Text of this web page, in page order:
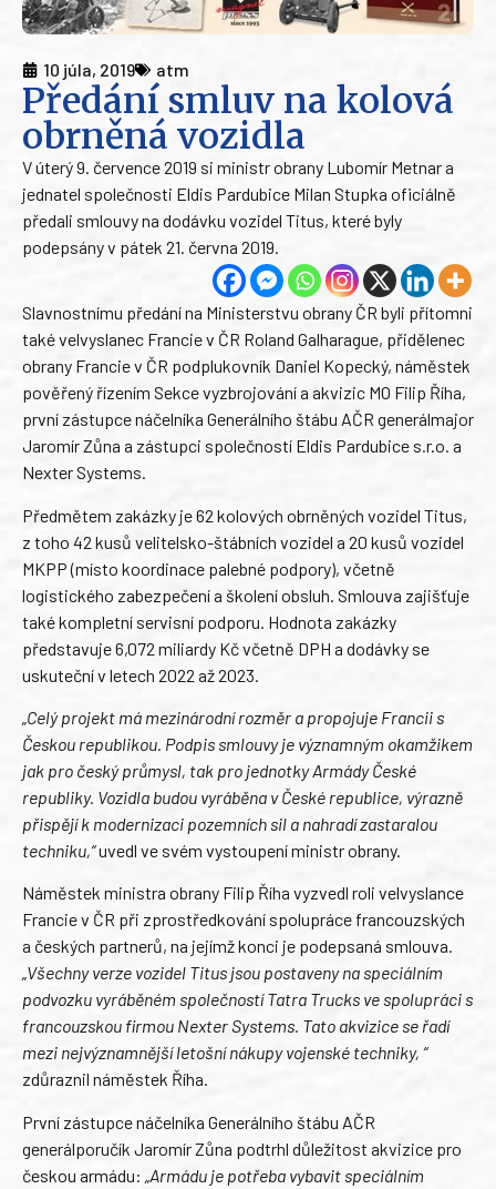
10 júla, 2019 atm
Předání smluv na kolová
obrněná vozidla
V úterý 9. července 2019 si ministr obrany Lubomír Metnar a
jednatel společnosti Eldis Pardubice Milan Stupka oficiálně
předali smlouvy na dodávku vozidel Titus, které byly
podepsány v pátek 21. června 2019.
Slavnostnímu předání na Ministerstvu obrany ČR byli přítomni
také velvyslanec Francie v ČR Roland Galharague, přidělenec
obrany Francie v ČR podplukovník Daniel Kopecký, náměstek
pověřený řízením Sekce vyzbrojování a akvizic MO Filip Říha,
první zástupce náčelníka Generálního štábu AČR generálmajor
Jaromír Zůna a zástupci společností Eldis Pardubice s.r.o. a
Nexter Systems.
Předmětem zakázky je 62 kolových obrněných vozidel Titus,
z toho 42 kusů velitelsko-štábních vozidel a 20 kusů vozidel
MKPP (místo koordinace palebné podpory), včetně
logistického zabezpečení a školení obsluh. Smlouva zajišťuje
také kompletní servisní podporu. Hodnota zakázky
představuje 6,072 miliardy Kč včetně DPH a dodávky se
uskuteční v letech 2022 až 2023.
„Celý projekt má mezinárodní rozměr a propojuje Francii s
Českou republikou. Podpis smlouvy je významným okamžikem
jak pro český průmysl, tak pro jednotky Armády České
republiky. Vozidla budou vyráběna v České republice, výrazně
přispějí k modernizaci pozemních sil a nahradí zastaralou
techniku,“uvedl ve svém vystoupení ministr obrany.
Náměstek ministra obrany Filip Říha vyzvedl roli velvyslance
Francie v ČR při zprostředkování spolupráce francouzských
a českých partnerů, na jejímž konci je podepsaná smlouva.
„Všechny verze vozidel Titus jsou postaveny na speciálním
podvozku vyráběném společností Tatra Trucks ve spolupráci s
francouzskou firmou Nexter Systems. Tato akvizice se řadí
mezi nejvýznamnější letošní nákupy vojenské techniky, “
zdůraznil náměstek Říha.
První zástupce náčelníka Generálního štábu AČR
generálporučík Jaromír Zůna podtrhl důležitost akvizice pro
českou armádu: „Armádu je potřeba vybavit speciálním